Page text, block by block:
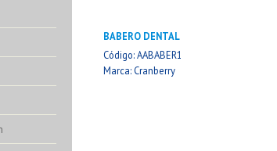
BABERO DENTAL
Código: AABABER1
Marca: Cranberry